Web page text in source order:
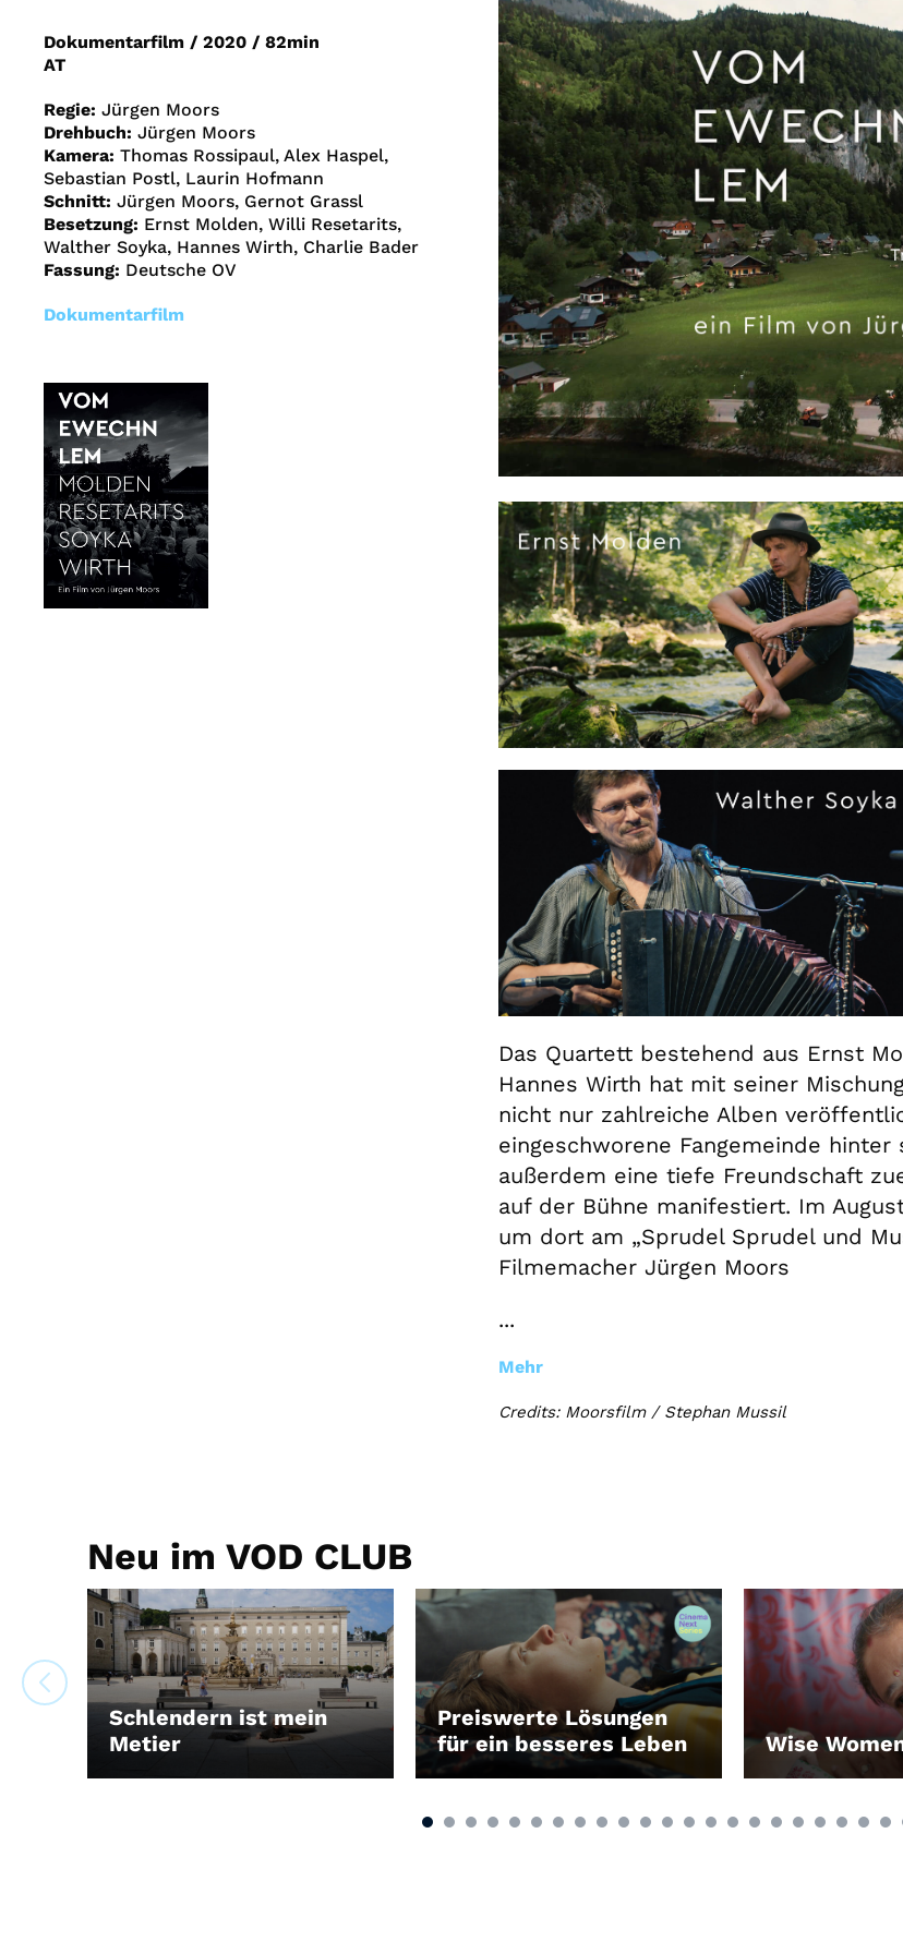
Gutscheine
& Filmpässe
Account
Suche
Dokumentarfilm / 2020 / 82min
AT
Regie: Jürgen Moors
Drehbuch: Jürgen Moors
Kamera: Thomas Rossipaul, Alex Haspel,
Sebastian Postl, Laurin Hofmann
Schnitt: Jürgen Moors, Gernot Grassl
Besetzung: Ernst Molden, Willi Resetarits,
Walther Soyka, Hannes Wirth, Charlie Bader
Fassung: Deutsche OV
Dokumentarfilm
Das Quartett bestehend aus Ernst
Hannes Wirth hat mit seiner
nicht nur zahlreiche Alben
eingeschworene Fangemeinde
außerdem eine tiefe Freundschaft
auf der Bühne manifestiert. Im
um dort am „Sprudel Sprudel und
Filmemacher Jürgen Moors
...
Mehr
Credits: Moorsfilm / Stephan Mussil
Neu im VOD CLUB
Schlendern ist mein
Metier
LEIHEN
Preiswerte Lösungen
für ein besseres Leben
LEIHEN Wise
LEIHEN